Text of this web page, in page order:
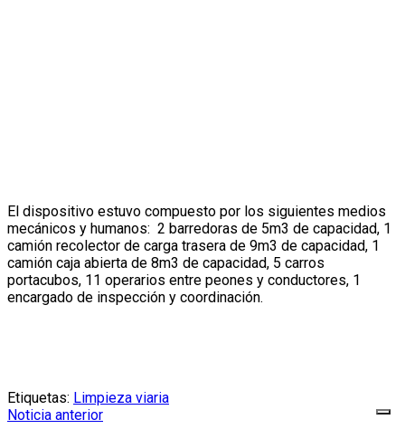
El dispositivo estuvo compuesto por los siguientes medios
mecánicos y humanos: 2 barredoras de 5m3 de capacidad, 1
camión recolector de carga trasera de 9m3 de capacidad, 1
camión caja abierta de 8m3 de capacidad, 5 carros
portacubos, 11 operarios entre peones y conductores, 1
encargado de inspección y coordinación.
Etiquetas: Limpieza viaria
Noticia anterior